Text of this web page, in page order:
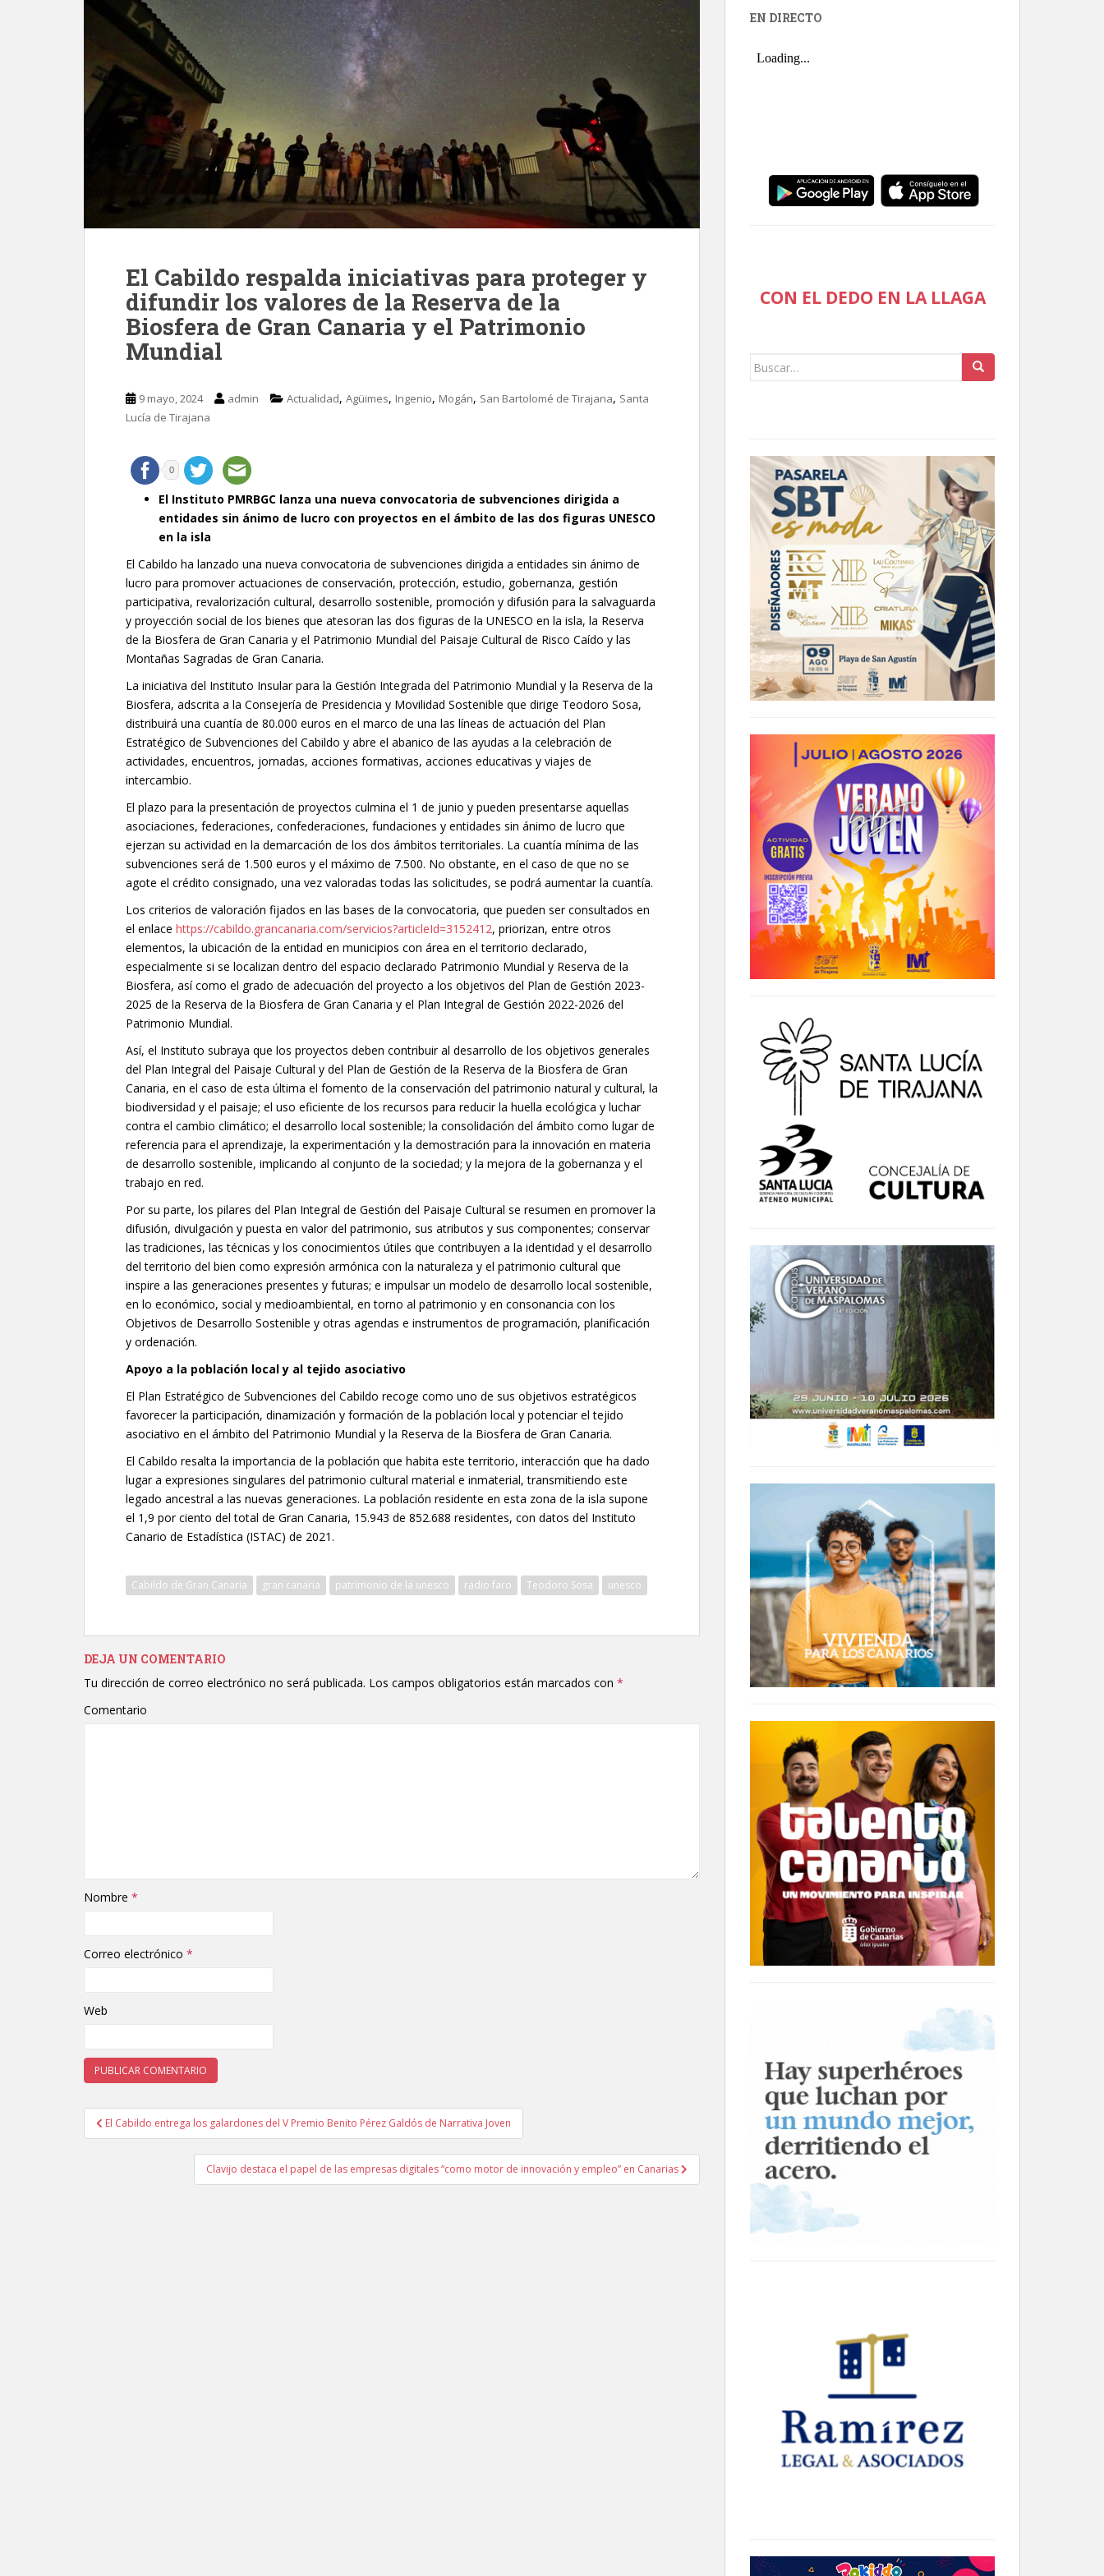
El Cabildo respalda iniciativas para proteger y
difundir los valores de la Reserva de la
Biosfera de Gran Canaria y el Patrimonio
Mundial
9 mayo, 2024 admin Actualidad, Agüimes, Ingenio, Mogán, San Bartolomé de Tirajana, Santa
Lucía de Tirajana
0
El Instituto PMRBGC lanza una nueva convocatoria de subvenciones dirigida a
entidades sin ánimo de lucro con proyectos en el ámbito de las dos figuras UNESCO
en la isla
El Cabildo ha lanzado una nueva convocatoria de subvenciones dirigida a entidades sin ánimo de
lucro para promover actuaciones de conservación, protección, estudio, gobernanza, gestión
participativa, revalorización cultural, desarrollo sostenible, promoción y difusión para la salvaguarda
y proyección social de los bienes que atesoran las dos figuras de la UNESCO en la isla, la Reserva
de la Biosfera de Gran Canaria y el Patrimonio Mundial del Paisaje Cultural de Risco Caído y las
Montañas Sagradas de Gran Canaria.
La iniciativa del Instituto Insular para la Gestión Integrada del Patrimonio Mundial y la Reserva de la
Biosfera, adscrita a la Consejería de Presidencia y Movilidad Sostenible que dirige Teodoro Sosa,
distribuirá una cuantía de 80.000 euros en el marco de una las líneas de actuación del Plan
Estratégico de Subvenciones del Cabildo y abre el abanico de las ayudas a la celebración de
actividades, encuentros, jornadas, acciones formativas, acciones educativas y viajes de
intercambio.
El plazo para la presentación de proyectos culmina el 1 de junio y pueden presentarse aquellas
asociaciones, federaciones, confederaciones, fundaciones y entidades sin ánimo de lucro que
ejerzan su actividad en la demarcación de los dos ámbitos territoriales. La cuantía mínima de las
subvenciones será de 1.500 euros y el máximo de 7.500. No obstante, en el caso de que no se
agote el crédito consignado, una vez valoradas todas las solicitudes, se podrá aumentar la cuantía.
Los criterios de valoración fijados en las bases de la convocatoria, que pueden ser consultados en
el enlace https://cabildo.grancanaria.com/servicios?articleId=3152412, priorizan, entre otros
elementos, la ubicación de la entidad en municipios con área en el territorio declarado,
especialmente si se localizan dentro del espacio declarado Patrimonio Mundial y Reserva de la
Biosfera, así como el grado de adecuación del proyecto a los objetivos del Plan de Gestión 2023-
2025 de la Reserva de la Biosfera de Gran Canaria y el Plan Integral de Gestión 2022-2026 del
Patrimonio Mundial.
Así, el Instituto subraya que los proyectos deben contribuir al desarrollo de los objetivos generales
del Plan Integral del Paisaje Cultural y del Plan de Gestión de la Reserva de la Biosfera de Gran
Canaria, en el caso de esta última el fomento de la conservación del patrimonio natural y cultural, la
biodiversidad y el paisaje; el uso eficiente de los recursos para reducir la huella ecológica y luchar
contra el cambio climático; el desarrollo local sostenible; la consolidación del ámbito como lugar de
referencia para el aprendizaje, la experimentación y la demostración para la innovación en materia
de desarrollo sostenible, implicando al conjunto de la sociedad; y la mejora de la gobernanza y el
trabajo en red.
Por su parte, los pilares del Plan Integral de Gestión del Paisaje Cultural se resumen en promover la
difusión, divulgación y puesta en valor del patrimonio, sus atributos y sus componentes; conservar
las tradiciones, las técnicas y los conocimientos útiles que contribuyen a la identidad y el desarrollo
del territorio del bien como expresión armónica con la naturaleza y el patrimonio cultural que
inspire a las generaciones presentes y futuras; e impulsar un modelo de desarrollo local sostenible,
en lo económico, social y medioambiental, en torno al patrimonio y en consonancia con los
Objetivos de Desarrollo Sostenible y otras agendas e instrumentos de programación, planificación
y ordenación.
Apoyo a la población local y al tejido asociativo
El Plan Estratégico de Subvenciones del Cabildo recoge como uno de sus objetivos estratégicos
favorecer la participación, dinamización y formación de la población local y potenciar el tejido
asociativo en el ámbito del Patrimonio Mundial y la Reserva de la Biosfera de Gran Canaria.
El Cabildo resalta la importancia de la población que habita este territorio, interacción que ha dado
lugar a expresiones singulares del patrimonio cultural material e inmaterial, transmitiendo este
legado ancestral a las nuevas generaciones. La población residente en esta zona de la isla supone
el 1,9 por ciento del total de Gran Canaria, 15.943 de 852.688 residentes, con datos del Instituto
Canario de Estadística (ISTAC) de 2021.
Cabildo de Gran Canaria gran canaria patrimonio de la unesco radio faro Teodoro Sosa unesco
DEJA UN COMENTARIO
Tu dirección de correo electrónico no será publicada. Los campos obligatorios están marcados con *
Comentario
Nombre *
Correo electrónico *
Web
Navegación de entradas
El Cabildo entrega los galardones del V Premio Benito Pérez Galdós de Narrativa Joven
Clavijo destaca el papel de las empresas digitales “como motor de innovación y empleo” en Canarias
EN DIRECTO
CON EL DEDO EN LA LLAGA
Buscar: